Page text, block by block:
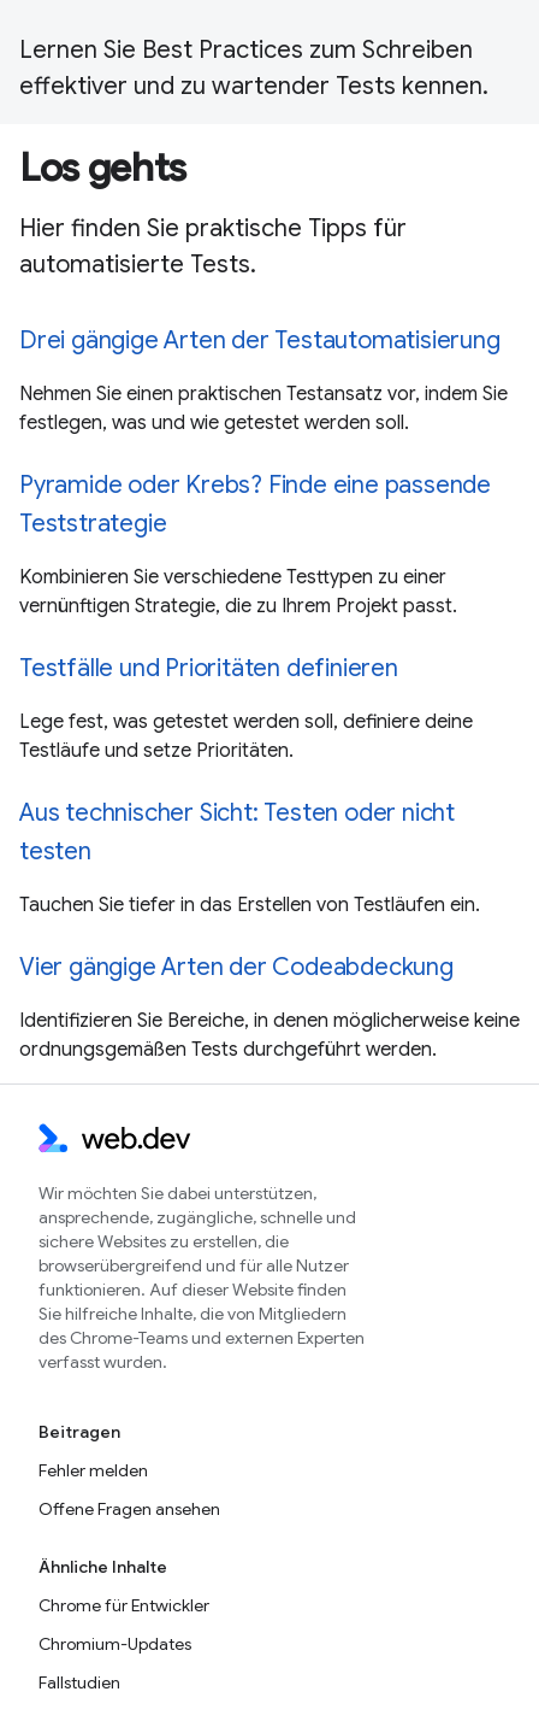
Lernen Sie Best Practices zum Schreiben
effektiver und zu wartender Tests kennen.
Los gehts
Hier finden Sie praktische Tipps für
automatisierte Tests.
Drei gängige Arten der Testautomatisierung
Nehmen Sie einen praktischen Testansatz vor, indem Sie
festlegen, was und wie getestet werden soll.
Pyramide oder Krebs? Finde eine passende
Teststrategie
Kombinieren Sie verschiedene Testtypen zu einer
vernünftigen Strategie, die zu Ihrem Projekt passt.
Testfälle und Prioritäten definieren
Lege fest, was getestet werden soll, definiere deine
Testläufe und setze Prioritäten.
Aus technischer Sicht: Testen oder nicht
testen
Tauchen Sie tiefer in das Erstellen von Testläufen ein.
Vier gängige Arten der Codeabdeckung
Identifizieren Sie Bereiche, in denen möglicherweise keine
ordnungsgemäßen Tests durchgeführt werden.
Wir möchten Sie dabei unterstützen,
ansprechende, zugängliche, schnelle und
sichere Websites zu erstellen, die
browserübergreifend und für alle Nutzer
funktionieren. Auf dieser Website finden
Sie hilfreiche Inhalte, die von Mitgliedern
des Chrome-Teams und externen Experten
verfasst wurden.
Beitragen
Fehler melden
Offene Fragen ansehen
Ähnliche Inhalte
Chrome für Entwickler
Chromium-Updates
Fallstudien